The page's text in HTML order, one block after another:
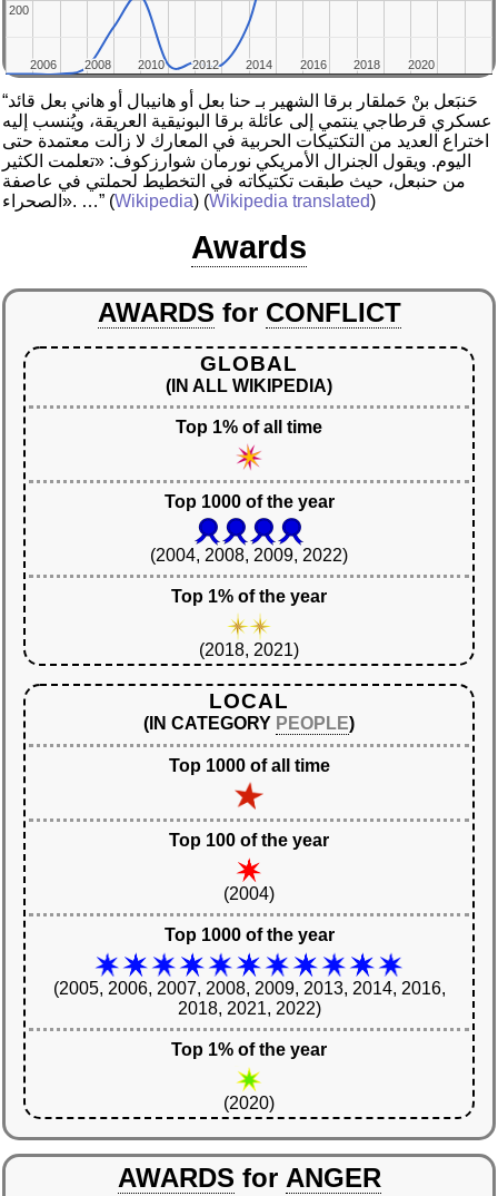
2006
2006 2008
2008 2010
2010 2012
2012 2014
2014 2016
2016 2018
2018 2020
2020
200
200
“حَنبَعل بنْ حَملقار برقا الشهير بـ حنا بعل أو هانيبال أو هاني بعل قائد
عسكري قرطاجي ينتمي إلى عائلة برقا البونيقية العريقة، ويُنسب إليه
اختراع العديد من التكتيكات الحربية في المعارك لا زالت معتمدة حتى
اليوم. ويقول الجنرال الأمريكي نورمان شوارزكوف: «تعلمت الكثير
من حنبعل، حيث طبقت تكتيكاته في التخطيط لحملتي في عاصفة
الصحراء». …” (Wikipedia) (Wikipedia translated)
Awards
AWARDS for CONFLICT
GLOBAL
(IN ALL WIKIPEDIA)
Top 1% of all time
Top 1000 of the year
(2004, 2008, 2009, 2022)
Top 1% of the year
(2018, 2021)
LOCAL
(IN CATEGORY PEOPLE)
Top 1000 of all time
Top 100 of the year
(2004)
Top 1000 of the year
(2005, 2006, 2007, 2008, 2009, 2013, 2014, 2016,
2018, 2021, 2022)
Top 1% of the year
(2020)
AWARDS for ANGER